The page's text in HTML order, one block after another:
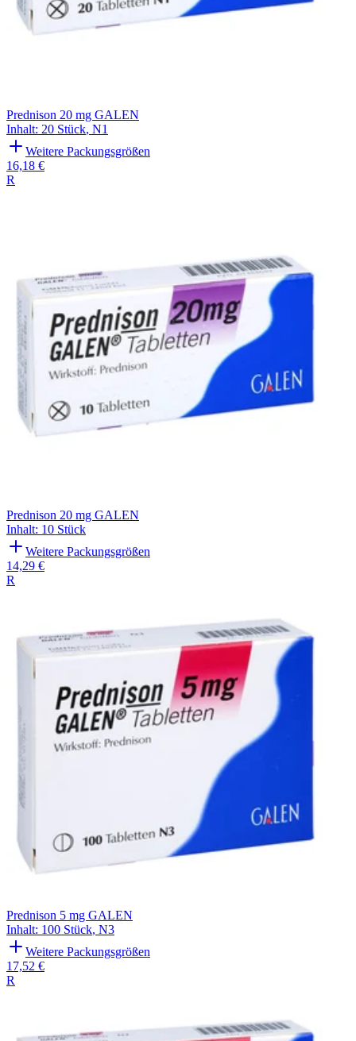
Prednison 20 mg GALEN
Inhalt: 20 Stück, N1
Weitere Packungsgrößen
16,18 €
R
Prednison 20 mg GALEN
Inhalt: 10 Stück
Weitere Packungsgrößen
14,29 €
R
Prednison 5 mg GALEN
Inhalt: 100 Stück, N3
Weitere Packungsgrößen
17,52 €
R